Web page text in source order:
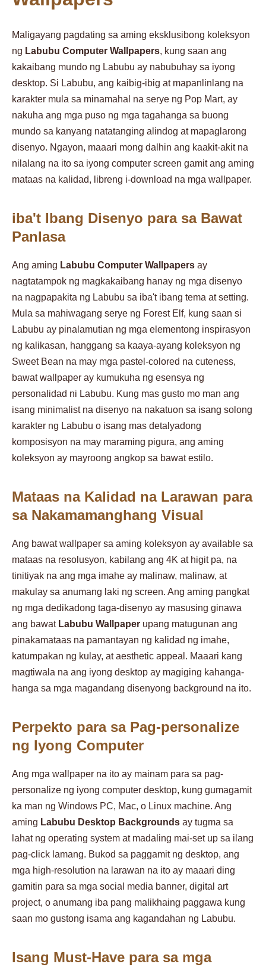
Maligayang pagdating sa aming eksklusibong koleksyon
ng Labubu Computer Wallpapers, kung saan ang
kakaibang mundo ng Labubu ay nabubuhay sa iyong
desktop. Si Labubu, ang kaibig-ibig at mapanlinlang na
karakter mula sa minamahal na serye ng Pop Mart, ay
nakuha ang mga puso ng mga tagahanga sa buong
mundo sa kanyang natatanging alindog at mapaglarong
disenyo. Ngayon, maaari mong dalhin ang kaakit-akit na
nilalang na ito sa iyong computer screen gamit ang aming
mataas na kalidad, libreng i-download na mga wallpaper.
iba't Ibang Disenyo para sa Bawat
Panlasa
Ang aming Labubu Computer Wallpapers ay
nagtatampok ng magkakaibang hanay ng mga disenyo
na nagpapakita ng Labubu sa iba't ibang tema at setting.
Mula sa mahiwagang serye ng Forest Elf, kung saan si
Labubu ay pinalamutian ng mga elementong inspirasyon
ng kalikasan, hanggang sa kaaya-ayang koleksyon ng
Sweet Bean na may mga pastel-colored na cuteness,
bawat wallpaper ay kumukuha ng esensya ng
personalidad ni Labubu. Kung mas gusto mo man ang
isang minimalist na disenyo na nakatuon sa isang solong
karakter ng Labubu o isang mas detalyadong
komposisyon na may maraming pigura, ang aming
koleksyon ay mayroong angkop sa bawat estilo.
Mataas na Kalidad na Larawan para
sa Nakamamanghang Visual
Ang bawat wallpaper sa aming koleksyon ay available sa
mataas na resolusyon, kabilang ang 4K at higit pa, na
tinitiyak na ang mga imahe ay malinaw, malinaw, at
makulay sa anumang laki ng screen. Ang aming pangkat
ng mga dedikadong taga-disenyo ay masusing ginawa
ang bawat Labubu Wallpaper upang matugunan ang
pinakamataas na pamantayan ng kalidad ng imahe,
katumpakan ng kulay, at aesthetic appeal. Maaari kang
magtiwala na ang iyong desktop ay magiging kahanga-
hanga sa mga magandang disenyong background na ito.
Perpekto para sa Pag-personalize
ng Iyong Computer
Ang mga wallpaper na ito ay mainam para sa pag-
personalize ng iyong computer desktop, kung gumagamit
ka man ng Windows PC, Mac, o Linux machine. Ang
aming Labubu Desktop Backgrounds ay tugma sa
lahat ng operating system at madaling mai-set up sa ilang
pag-click lamang. Bukod sa paggamit ng desktop, ang
mga high-resolution na larawan na ito ay maaari ding
gamitin para sa mga social media banner, digital art
project, o anumang iba pang malikhaing paggawa kung
saan mo gustong isama ang kagandahan ng Labubu.
Isang Must-Have para sa mga